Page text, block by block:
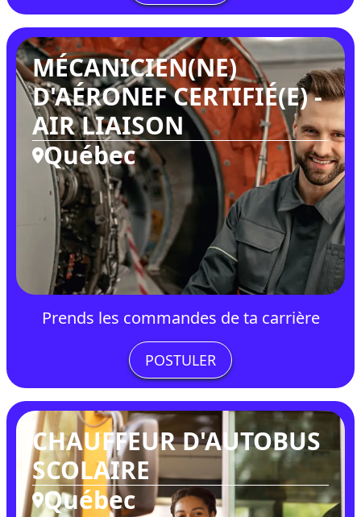
MÉCANICIEN(NE)
D'AÉRONEF CERTIFIÉ(E) -
AIR LIAISON
Québec
Prends les commandes de ta carrière
POSTULER
CHAUFFEUR D'AUTOBUS
SCOLAIRE
Québec